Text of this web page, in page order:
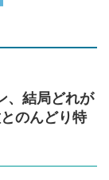
、結局どれが
のんどり特